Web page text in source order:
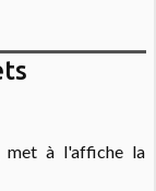
met à l'affiche la